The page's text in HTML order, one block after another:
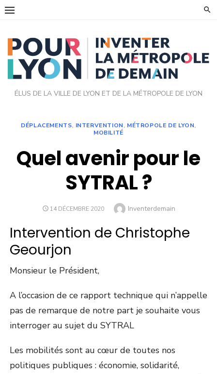
Skip
ÉLUS DE LA VILLE DE LYON ET DE LA MÉTROPOLE DE LYON
DÉPLACEMENTS, INTERVENTION, MÉTROPOLE DE LYON,
MOBILITÉ
Quel avenir pour le
SYTRAL ?
POSTED
14 DÉCEMBRE 2020 Author
Inventerdemain
Intervention de Christophe
Geourjon
Monsieur le Président,
A l’occasion de ce rapport technique qui n’appelle
pas de remarque de notre part je souhaite vous
interroger au sujet du SYTRAL
Les mobilités sont au cœur de toutes nos
politiques publiques : économie, solidarité,